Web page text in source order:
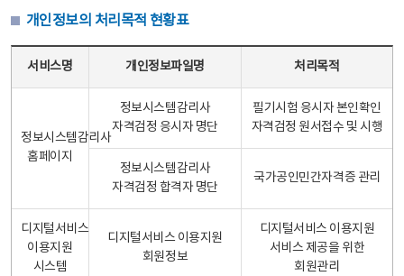
개인정보의 처리목적 현황표
서비스명 개인정보파일명 처리목적
정보시스템감리사
홈페이지
정보시스템감리사
자격검정 응시자 명단
필기시험 응시자 본인확인
자격검정 원서접수 및 시행
정보시스템감리사
자격검정 합격자 명단
국가공인민간자격증 관리
디지털서비스
이용지원
시스템
디지털서비스 이용지원
회원정보
디지털서비스 이용지원
서비스 제공을 위한
회원관리